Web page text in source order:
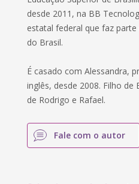
desde 2011, na BB
estatal federal que faz
do Brasil.
É casado com Alessandra,
inglês, desde 2008. Filho de
de Rodrigo e Rafael.
Fale com o autor